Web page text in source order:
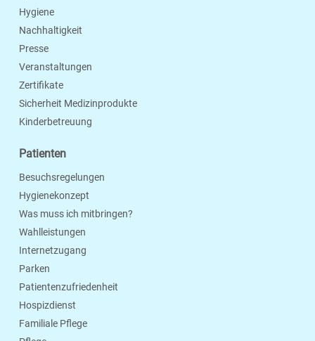
Hygiene
Nachhaltigkeit
Presse
Veranstaltungen
Zertifikate
Sicherheit Medizinprodukte
Kinderbetreuung
Patienten
Besuchsregelungen
Hygienekonzept
Was muss ich mitbringen?
Wahlleistungen
Internetzugang
Parken
Patientenzufriedenheit
Hospizdienst
Familiale Pflege